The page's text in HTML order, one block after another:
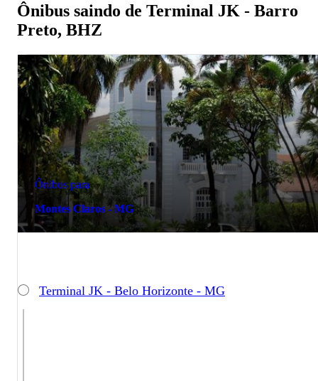
Ônibus saindo de Terminal JK - Barro
Preto, BHZ
Ônibus para
Montes Claros - MG
Terminal JK - Belo Horizonte - MG